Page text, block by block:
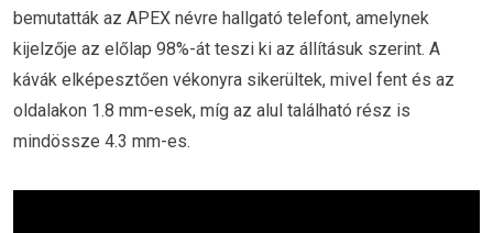
bemutatták az APEX névre hallgató telefont, amelynek
kijelzője az előlap 98%-át teszi ki az állításuk szerint. A
kávák elképesztően vékonyra sikerültek, mivel fent és az
oldalakon 1.8 mm-esek, míg az alul található rész is
mindössze 4.3 mm-es.